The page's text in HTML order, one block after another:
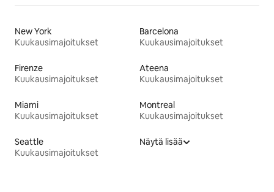
New York
Kuukausimajoitukset
Barcelona
Kuukausimajoitukset
Firenze
Kuukausimajoitukset
Ateena
Kuukausimajoitukset
Miami
Kuukausimajoitukset
Montreal
Kuukausimajoitukset
Seattle
Kuukausimajoitukset
Näytä lisää